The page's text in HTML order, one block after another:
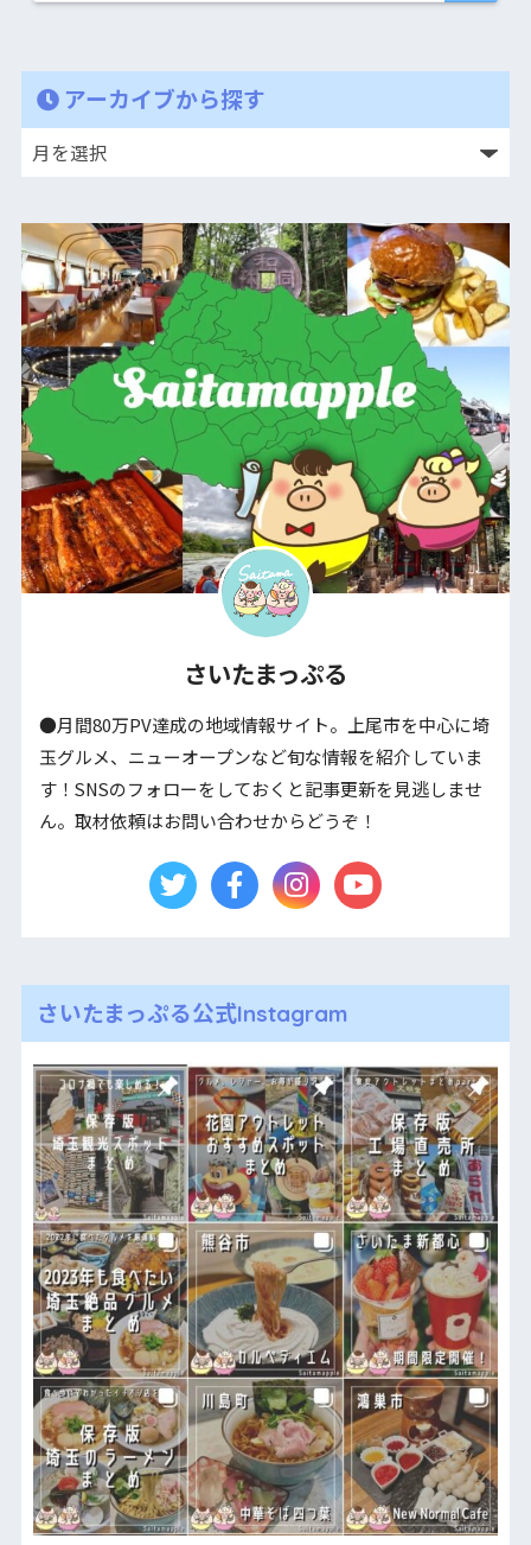
アーカイブから探す
さいたまっぷる
●月間80万PV達成の地域情報サイト。上尾市を中心に埼
玉グルメ、ニューオープンなど旬な情報を紹介していま
す！SNSのフォローをしておくと記事更新を見逃しませ
ん。取材依頼はお問い合わせからどうぞ！
さいたまっぷる公式Instagram